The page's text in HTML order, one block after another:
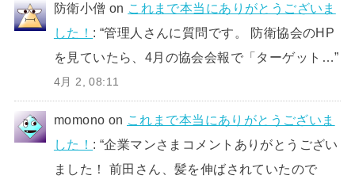
防衛小僧 on これまで本当にありがとうございま
した！ : “管理人さんに質問です。 防衛協会のHP
を見ていたら、4月の協会会報で「ターゲット…”
4月 2, 08:11
momono on これまで本当にありがとうございま
した！ : “企業マンさまコメントありがとうござい
ました！ 前田さん、髪を伸ばされていたので